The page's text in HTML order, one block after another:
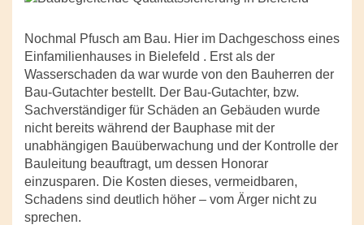
Nochmal Pfusch am Bau. Hier im Dachgeschoss eines
Einfamilienhauses in Bielefeld . Erst als der
Wasserschaden da war wurde von den Bauherren der
Bau-Gutachter bestellt. Der Bau-Gutachter, bzw.
Sachverständiger für Schäden an Gebäuden wurde
nicht bereits während der Bauphase mit der
unabhängigen Bauüberwachung und der Kontrolle der
Bauleitung beauftragt, um dessen Honorar
einzusparen. Die Kosten dieses, vermeidbaren,
Schadens sind deutlich höher – vom Ärger nicht zu
sprechen.